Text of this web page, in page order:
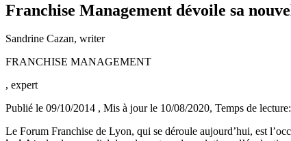
Franchise Management dévoile sa
Sandrine Cazan, writer
FRANCHISE MANAGEMENT
, expert
Publié le 09/10/2014 , Mis à jour le 10/08/2020, Temps de
Le Forum Franchise de Lyon, qui se déroule aujourd’hui, est